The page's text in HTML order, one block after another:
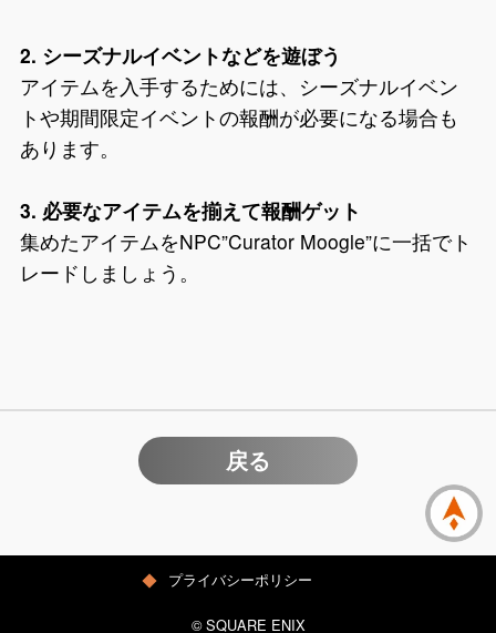
2. シーズナルイベントなどを遊ぼう
アイテムを入手するためには、シーズナルイベン
トや期間限定イベントの報酬が必要になる場合も
あります。
3. 必要なアイテムを揃えて報酬ゲット
集めたアイテムをNPC”Curator Moogle”に一括でト
レードしましょう。
戻る
プライバシーポリシー
© SQUARE ENIX